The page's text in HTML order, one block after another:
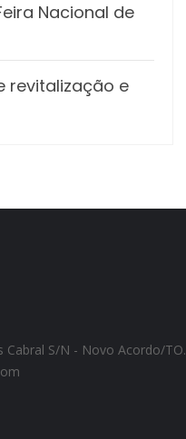
Nacional de
revitalização e
Cabral S/N - Novo Acordo/TO.